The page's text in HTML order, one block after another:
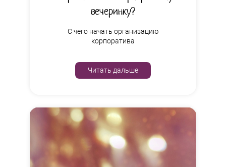
вечеринку?
С чего начать организацию
корпоратива
Читать дальше